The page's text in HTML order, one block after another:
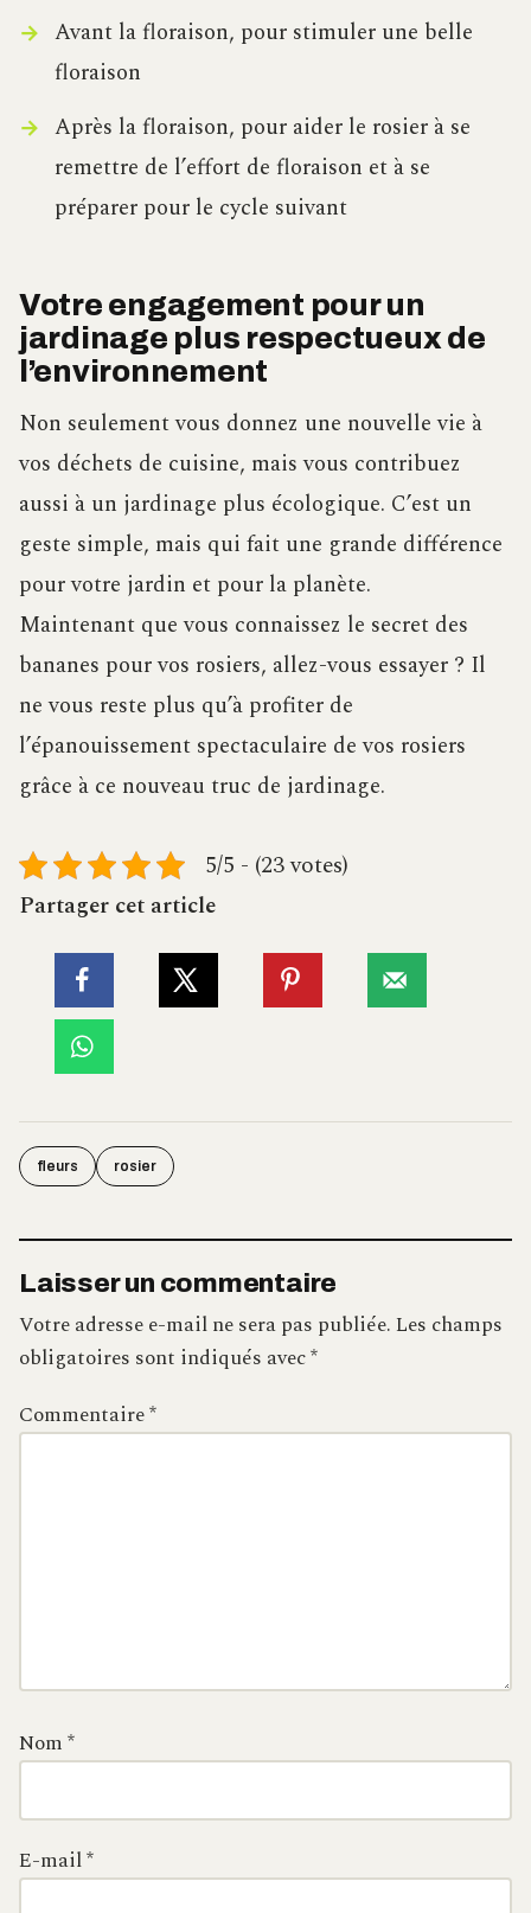
Avant la floraison, pour stimuler une belle
floraison
Après la floraison, pour aider le rosier à se
remettre de l’effort de floraison et à se
préparer pour le cycle suivant
Votre engagement pour un
jardinage plus respectueux de
l’environnement
Non seulement vous donnez une nouvelle vie à
vos déchets de cuisine, mais vous contribuez
aussi à un jardinage plus écologique. C’est un
geste simple, mais qui fait une grande différence
pour votre jardin et pour la planète.
Maintenant que vous connaissez le secret des
bananes pour vos rosiers, allez-vous essayer ? Il
ne vous reste plus qu’à profiter de
l’épanouissement spectaculaire de vos rosiers
grâce à ce nouveau truc de jardinage.
5/5 - (23 votes)
Partager cet article
fleurs rosier
Laisser un commentaire
Votre adresse e-mail ne sera pas publiée.Les champs
obligatoires sont indiqués avec*
Commentaire*
Nom*
E-mail*